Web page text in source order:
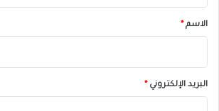
*الاسم*
البريد الإلكتروني*